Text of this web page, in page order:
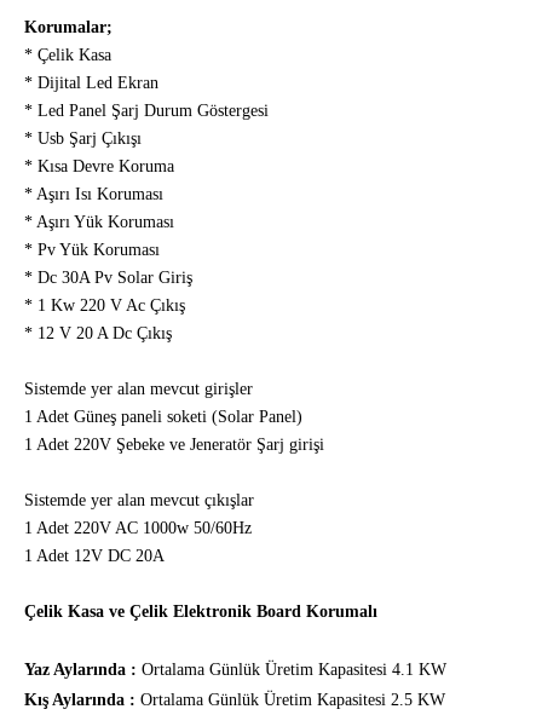
Korumalar;
* Çelik Kasa
* Dijital Led Ekran
* Led Panel Şarj Durum Göstergesi
* Usb Şarj Çıkışı
* Kısa Devre Koruma
* Aşırı Isı Koruması
* Aşırı Yük Koruması
* Pv Yük Koruması
* Dc 30A Pv Solar Giriş
* 1 Kw 220 V Ac Çıkış
* 12 V 20 A Dc Çıkış
Sistemde yer alan mevcut girişler
1 Adet Güneş paneli soketi (Solar Panel)
1 Adet 220V Şebeke ve Jeneratör Şarj girişi
Sistemde yer alan mevcut çıkışlar
1 Adet 220V AC 1000w 50/60Hz
1 Adet 12V DC 20A
Çelik Kasa ve Çelik Elektronik Board Korumalı
Yaz Aylarında : Ortalama Günlük Üretim Kapasitesi 4.1 KW
Kış Aylarında : Ortalama Günlük Üretim Kapasitesi 2.5 KW